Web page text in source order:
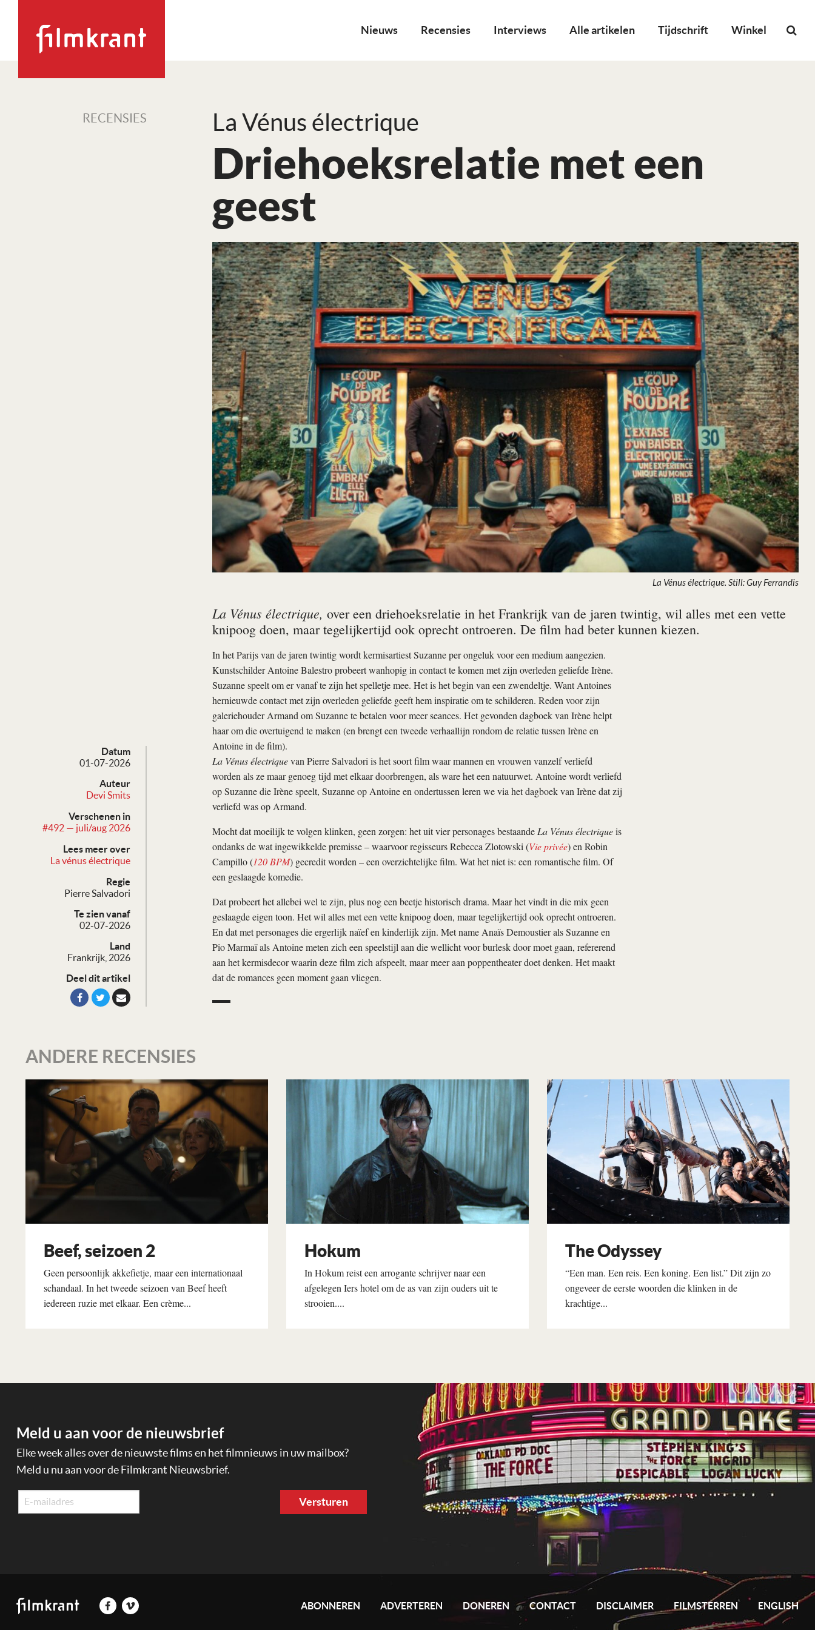
Nieuws Recensies Interviews Alle artikelen Tijdschrift Winkel
RECENSIES La Vénus électrique
Driehoeksrelatie met een
geest
Datum
01-07-2026
Auteur
Devi Smits
Verschenen in
#492 — juli/aug 2026
Lees meer over
La vénus électrique
Regie
Pierre Salvadori
Te zien vanaf
02-07-2026
Land
Frankrijk, 2026
Deel dit artikel
La Vénus électrique. Still: Guy Ferrandis
La Vénus électrique, over een driehoeksrelatie in het Frankrijk van de jaren twintig, wil alles met een vette
knipoog doen, maar tegelijkertijd ook oprecht ontroeren. De film had beter kunnen kiezen.
In het Parijs van de jaren twintig wordt kermisartiest Suzanne per ongeluk voor een medium aangezien.
Kunstschilder Antoine Balestro probeert wanhopig in contact te komen met zijn overleden geliefde Irène.
Suzanne speelt om er vanaf te zijn het spelletje mee. Het is het begin van een zwendeltje. Want Antoines
hernieuwde contact met zijn overleden geliefde geeft hem inspiratie om te schilderen. Reden voor zijn
galeriehouder Armand om Suzanne te betalen voor meer seances. Het gevonden dagboek van Irène helpt
haar om die overtuigend te maken (en brengt een tweede verhaallijn rondom de relatie tussen Irène en
Antoine in de film).
La Vénus électriquevan Pierre Salvadori is het soort film waar mannen en vrouwen vanzelf verliefd
worden als ze maar genoeg tijd met elkaar doorbrengen, als ware het een natuurwet. Antoine wordt verliefd
op Suzanne die Irène speelt, Suzanne op Antoine en ondertussen leren we via het dagboek van Irène dat zij
verliefd was op Armand.
Mocht dat moeilijk te volgen klinken, geen zorgen: het uit vier personages bestaande La Vénus électriqueis
ondanks de wat ingewikkelde premisse – waarvoor regisseurs Rebecca Zlotowski (Vie privée) en Robin
Campillo (120 BPM) gecredit worden – een overzichtelijke film. Wat het niet is: een romantische film. Of
een geslaagde komedie.
Dat probeert het allebei wel te zijn, plus nog een beetje historisch drama. Maar het vindt in die mix geen
geslaagde eigen toon. Het wil alles met een vette knipoog doen, maar tegelijkertijd ook oprecht ontroeren.
En dat met personages die ergerlijk naïef en kinderlijk zijn. Met name Anaïs Demoustier als Suzanne en
Pio Marmaï als Antoine meten zich een speelstijl aan die wellicht voor burlesk door moet gaan, refererend
aan het kermisdecor waarin deze film zich afspeelt, maar meer aan poppentheater doet denken. Het maakt
dat de romances geen moment gaan vliegen.
ANDERE RECENSIES
Beef, seizoen 2
Geen persoonlijk akkefietje, maar een internationaal
schandaal. In het tweede seizoen van Beef heeft
iedereen ruzie met elkaar. Een crème...
Hokum
In Hokum reist een arrogante schrijver naar een
afgelegen Iers hotel om de as van zijn ouders uit te
strooien....
The Odyssey
“Een man. Een reis. Een koning. Een list.” Dit zijn zo
ongeveer de eerste woorden die klinken in de
krachtige...
Meld u aan voor de nieuwsbrief
Elke week alles over de nieuwste films en het filmnieuws in uw mailbox?
Meld u nu aan voor de Filmkrant Nieuwsbrief.
ABONNEREN ADVERTEREN DONEREN CONTACT DISCLAIMER FILMSTERREN ENGLISH